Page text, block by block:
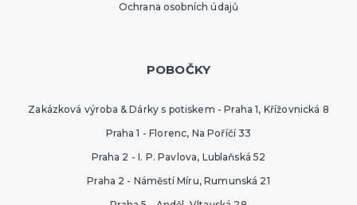
Ochrana osobních údajů
POBOČKY
Zakázková výroba & Dárky s potiskem - Praha 1, Křížovnická 8
Praha 1 - Florenc, Na Poříčí 33
Praha 2 - I. P. Pavlova, Lublaňská 52
Praha 2 - Náměstí Míru, Rumunská 21